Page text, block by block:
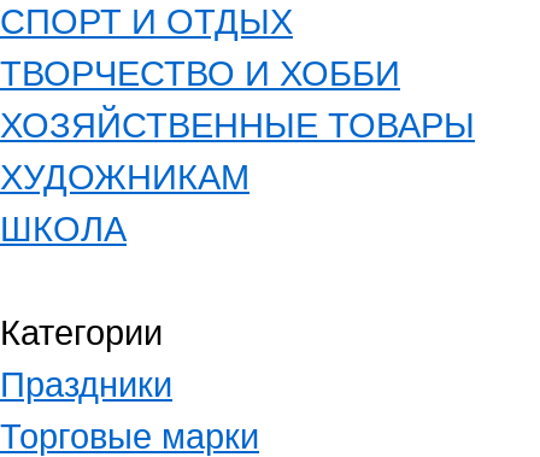
СПОРТ И ОТДЫХ
ТВОРЧЕСТВО И ХОББИ
ХОЗЯЙСТВЕННЫЕ ТОВАРЫ
ХУДОЖНИКАМ
ШКОЛА
Категории
Праздники
Торговые марки